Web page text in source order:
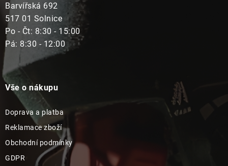
Barvířská 692
517 01 Solnice
Po - Čt: 8:30 - 15:00
Pá: 8:30 - 12:00
Vše o nákupu
Doprava a platba
Reklamace zboží
Obchodní podmínky
GDPR